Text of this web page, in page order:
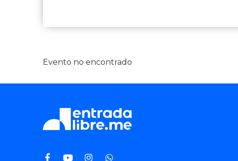
Evento no encontrado